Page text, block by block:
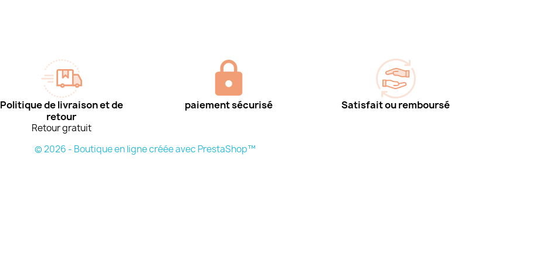
Politique de livraison et de
retour
Retour gratuit
paiement sécurisé Satisfait ou remboursé
© 2026 - Boutique en ligne créée avec PrestaShop™